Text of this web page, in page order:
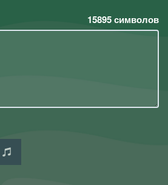
15895символов